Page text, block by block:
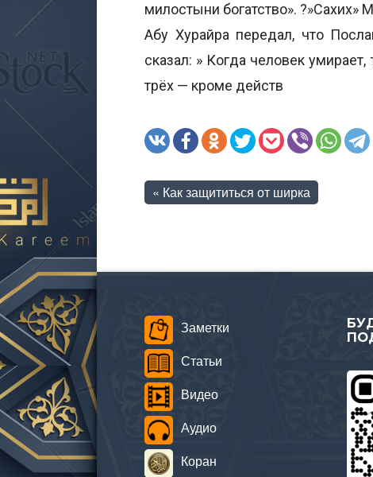
милостыни богатство».
Абу Хурайра передал, что
сказал: » Когда человек
трёх — кроме действ
« Как защититься от ширка
Заметки
Статьи
Видео
Аудио
Коран